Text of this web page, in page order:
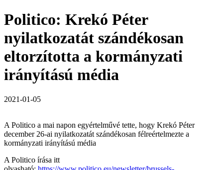
Politico: Krekó Péter
nyilatkozatát szándékosan
eltorzította a kormányzati
irányítású média
2021-01-05
A Politico a mai napon egyértelművé tette, hogy Krekó Péter
december 26-ai nyilatkozatát szándékosan félreértelmezte a
kormányzati irányítású média
A Politico írása itt